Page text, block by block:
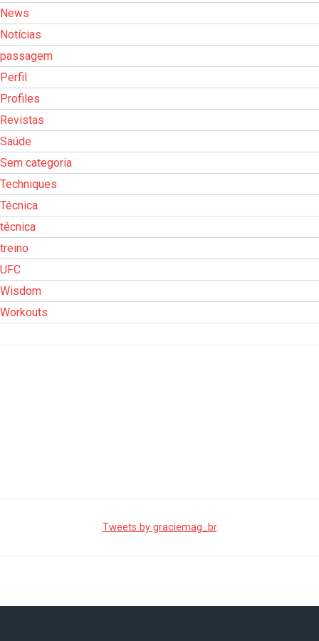
News
Notícias
passagem
Perfil
Profiles
Revistas
Saúde
Sem categoria
Techniques
Técnica
técnica
treino
UFC
Wisdom
Workouts
Tweets by graciemag_br